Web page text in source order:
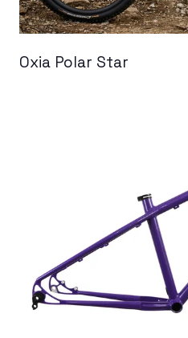
Oxia Polar Star